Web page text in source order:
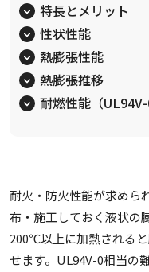
特長とメリット
性状性能
熱膨張性能
熱膨張推移
耐燃性能（UL94V-
耐火・防火性能が求めら
布・施工しておく液状の
200℃以上に加熱される
せます。UL94V-0相当の